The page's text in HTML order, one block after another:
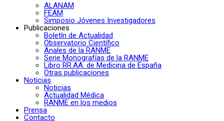
ALANAM
FEAM
Simposio Jóvenes Investigadores
Publicaciones
Boletín de Actualidad
Observatorio Científico
Anales de la RANME
Serie Monografías de la RANME
Libro RR.AA. de Medicina de España
Otras publicaciones
Noticias
Noticias
Actualidad Médica
RANME en los medios
Prensa
Contacto